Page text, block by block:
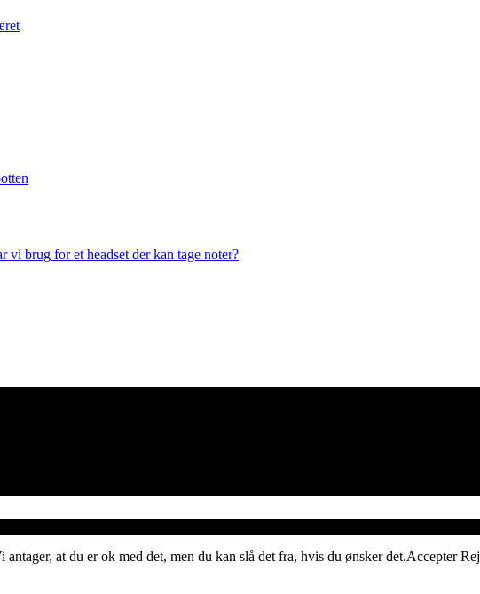
brug for et headset der kan tage noter?
at du er ok med det, men du kan slå det fra, hvis du ønsker det.Accepter